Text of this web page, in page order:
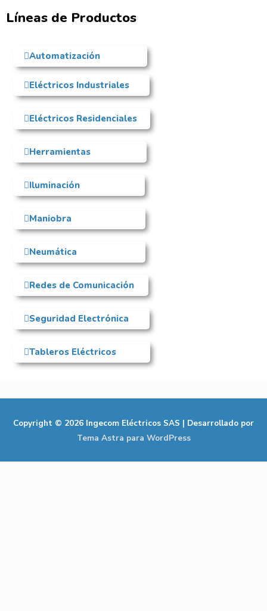
Líneas de Productos
Automatización
Eléctricos Industriales
Eléctricos Residenciales
Herramientas
Iluminación
Maniobra
Neumática
Redes de Comunicación
Seguridad Electrónica
Tableros Eléctricos
Copyright © 2026 Ingecom Eléctricos SAS | Desarrollado por
Tema Astra para WordPress